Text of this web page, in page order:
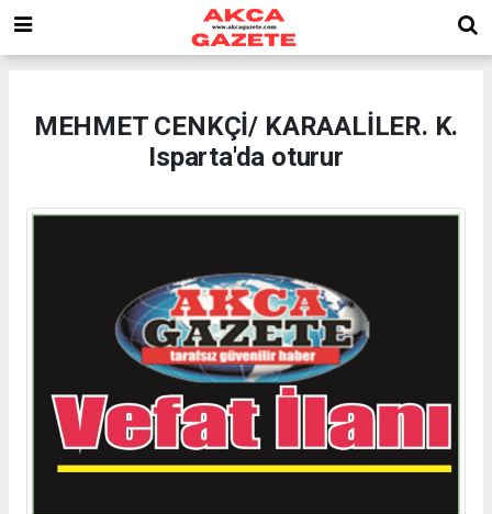
MEHMET CENKÇİ/ KARAALİLER. K.
Isparta'da oturur